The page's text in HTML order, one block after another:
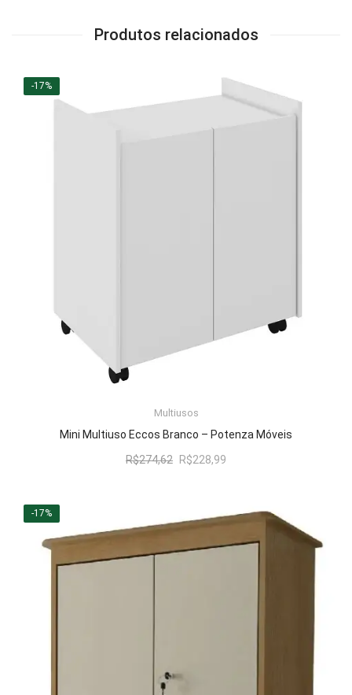
Produtos relacionados
-17%
Multiusos
Mini Multiuso Eccos Branco – Potenza Móveis
R$274,62 O
R$274,62.
R$228,99
LER MAIS
-17%